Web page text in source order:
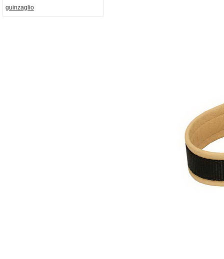
guinzaglio